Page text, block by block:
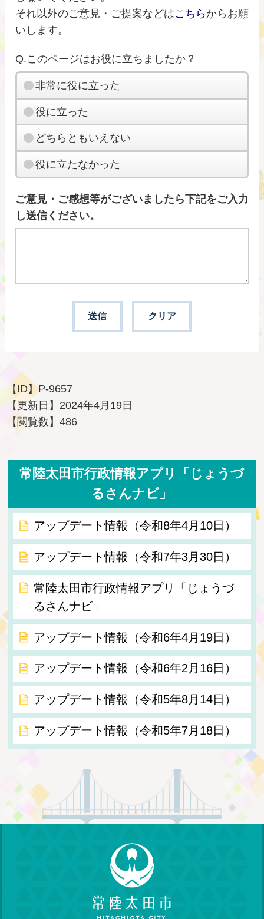
それ以外のご意見・ご提案などはこちらからお願
いします。
Q.このページはお役に立ちましたか？
非常に役に立った
役に立った
どちらともいえない
役に立たなかった
ご意見・ご感想等がございましたら下記をご入力
し送信ください。
【ID】P-9657
【更新日】 2024年4月19日
【閲覧数】486
常陸太田市行政情報アプリ「じょうづ
るさんナビ」
アップデート情報（令和8年4月10日）
アップデート情報（令和7年3月30日）
常陸太田市行政情報アプリ「じょうづ
るさんナビ」
アップデート情報（令和6年4月19日）
アップデート情報（令和6年2月16日）
アップデート情報（令和5年8月14日）
アップデート情報（令和5年7月18日）